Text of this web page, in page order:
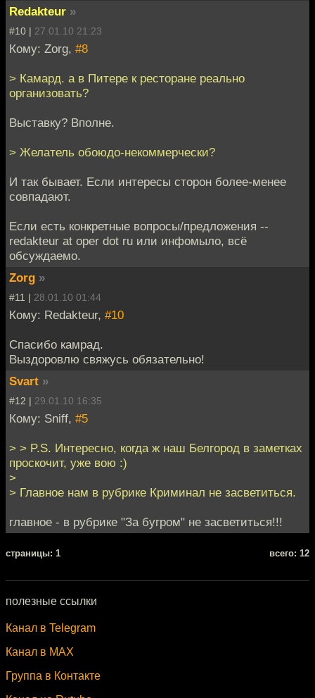
Redakteur »
#10 | 27.01.10 21:23
Кому: Zorg, #8
> Камард. а в Питере к ресторане реально
организовать?
Выставку? Вполне.
> Желатель обоюдо-некоммерчески?
И так бывает. Если интересы сторон более-менее
совпадают.
Если есть конкретные вопросы/предложения --
redakteur at oper dot ru или инфомыло, всё
обсуждаемо.
Zorg »
#11 | 28.01.10 01:44
Кому: Redakteur, #10
Спасибо камрад.
Выздоровлю свяжусь обязательно!
Svart »
#12 | 29.01.10 16:35
Кому: Sniff, #5
> > P.S. Интересно, когда ж наш Белгород в заметках
проскочит, уже вою :)
>
> Главное нам в рубрике Криминал не засветиться.
главное - в рубрике "За бугром" не засветиться!!!
cтраницы: 1 всего: 12
полезные ссылки
Канал в Telegram
Канал в MAX
Группа в Контакте